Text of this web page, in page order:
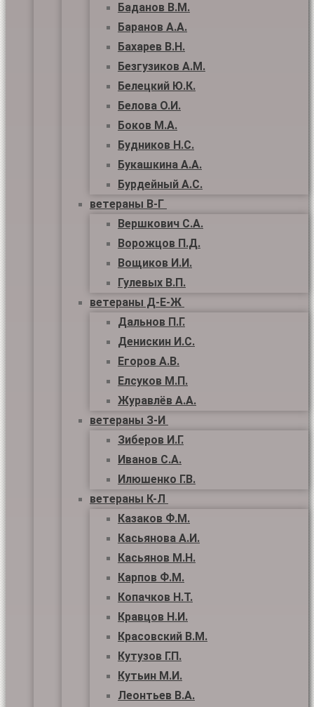
Баданов В.М.
Баранов А.А.
Бахарев В.Н.
Безгузиков А.М.
Белецкий Ю.К.
Белова О.И.
Боков М.А.
Будников Н.С.
Букашкина А.А.
Бурдейный А.С.
ветераны В-Г
Вершкович С.А.
Ворожцов П.Д.
Вощиков И.И.
Гулевых В.П.
ветераны Д-Е-Ж
Дальнов П.Г.
Денискин И.С.
Егоров А.В.
Елсуков М.П.
Журавлёв А.А.
ветераны З-И
Зиберов И.Г.
Иванов С.А.
Илюшенко Г.В.
ветераны К-Л
Казаков Ф.М.
Касьянова А.И.
Касьянов М.Н.
Карпов Ф.М.
Копачков Н.Т.
Кравцов Н.И.
Красовский В.М.
Кутузов Г.П.
Кутьин М.И.
Леонтьев В.А.